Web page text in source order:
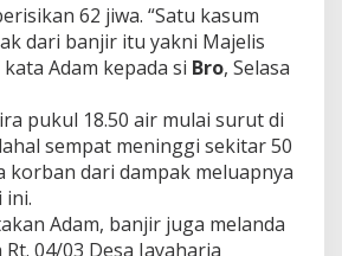
62 jiwa. “Satu kasum
dari banjir itu yakni Majelis
Adam kepada si Bro, Selasa
pukul 18.50 air mulai surut di
sempat meninggi sekitar 50
korban dari dampak meluapnya
ini.
Adam, banjir juga melanda
04/03 Desa Jayaharja